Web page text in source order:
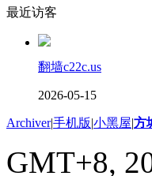
最近访客
翻墙c22c.us
2026-05-15
Archiver|手机版|小黑屋|方
GMT+8,